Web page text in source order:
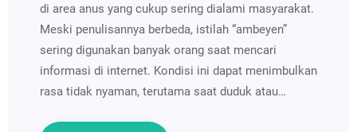
di area anus yang cukup sering dialami masyarakat.
Meski penulisannya berbeda, istilah “ambeyen”
sering digunakan banyak orang saat mencari
informasi di internet. Kondisi ini dapat menimbulkan
rasa tidak nyaman, terutama saat duduk atau…